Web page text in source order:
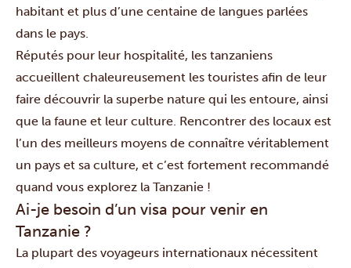
habitant et plus d’une centaine de langues parlées
dans le pays.
Réputés pour leur hospitalité, les tanzaniens
accueillent chaleureusement les touristes afin de leur
faire découvrir la superbe nature qui les entoure, ainsi
que la faune et leur culture. Rencontrer des locaux est
l’un des meilleurs moyens de connaître véritablement
un pays et sa culture, et c’est fortement recommandé
quand vous explorez la Tanzanie !
Ai-je besoin d’un visa pour venir en
Tanzanie ?
La plupart des voyageurs internationaux nécessitent